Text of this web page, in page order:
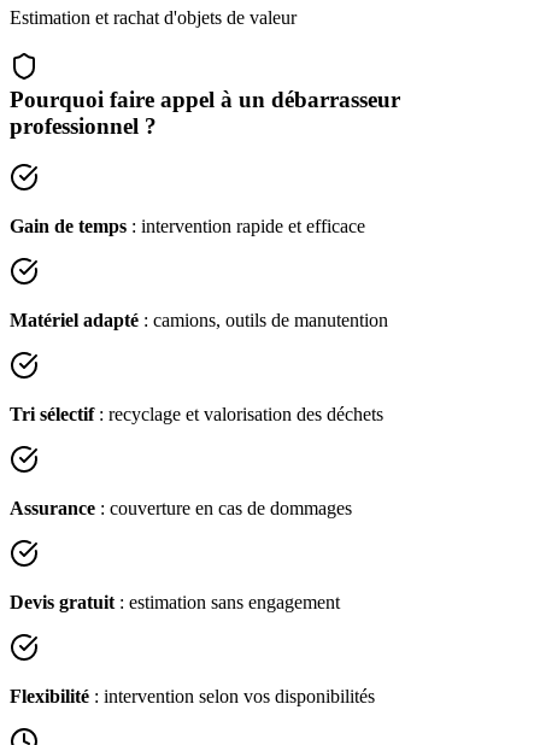
Estimation et rachat d'objets de valeur
Pourquoi faire appel à un débarrasseur
professionnel ?
Gain de temps : intervention rapide et efficace
Matériel adapté : camions, outils de manutention
Tri sélectif: recyclage et valorisation des déchets
Assurance : couverture en cas de dommages
Devis gratuit : estimation sans engagement
Flexibilité : intervention selon vos disponibilités